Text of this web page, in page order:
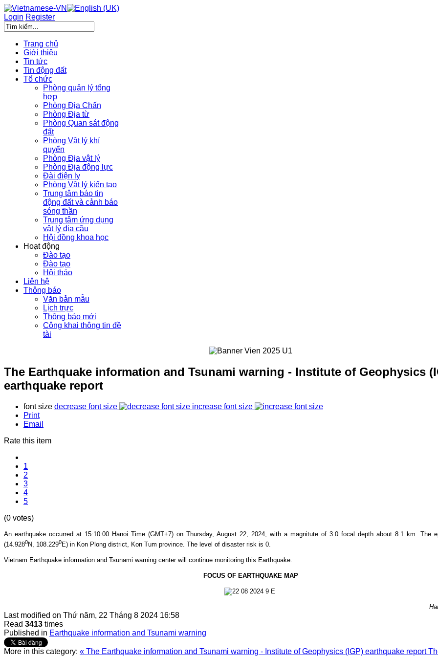
Login Register
Trang chủ
Giới thiệu
Tin tức
Tin động đất
Tổ chức
Phòng quản lý tổng
hợp
Phòng Địa Chấn
Phòng Địa từ
Phòng Quan sát động
đất
Phòng Vật lý khí
quyển
Phòng Địa vật lý
Phòng Địa động lực
Đài điện ly
Phòng Vật lý kiến tạo
Trung tâm báo tin
động đất và cảnh báo
sóng thần
Trung tâm ứng dụng
vật lý địa cầu
Hội đồng khoa học
Hoạt động
Đào tạo
Đào tạo
Hội thảo
Liên hệ
Thông báo
Văn bản mẫu
Lịch trực
Thông báo mới
Công khai thông tin đề
tài
The Earthquake information and Tsunami warning - Institute of Geophysics
earthquake report
font size decrease font size
increase font size
Print
Email
Rate this item
1
2
3
4
5
(0 votes)
An earthquake occurred at 15:10:00 Hanoi Time (GMT+7) on Thursday, August 22, 2024, with a magnitute of 3.0 focal depth about 8.1
km. The
(14.9280N, 108.2290E) in Kon Plong district, Kon Tum province. The level of disaster risk is 0.
Vietnam Earthquake information and Tsunami warning center will continue monitoring this Earthquake.
FOCUS OF EARTHQUAKE MAP
Last modified on Thứ năm, 22 Tháng 8 2024 16:58
Read 3413 times
Published in Earthquake information and Tsunami warning
More in this category: « The Earthquake information and Tsunami warning - Institute of Geophysics (IGP) earthquake report